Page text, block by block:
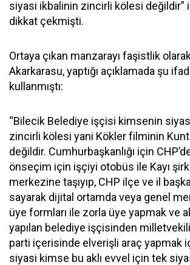
siyasi ikbalinin zincirli kölesi değildir”
dikkat çekmişti.
Ortaya çıkan manzarayı faşistlik
Akarkarasu, yaptığı açıklamada şu
kullanmıştı:
“Bilecik Belediye işçisi kimsenin
zincirli kölesi yani Kökler filminin
değildir. Cumhurbaşkanlığı için
önseçim için işçiyi otobüs ile Kayı
merkezine taşıyıp, CHP ilçe ve il
sayarak dijital ortamda veya genel
üye formları ile zorla üye yapmak ve
yapılan belediye işçisinden
parti içerisinde elverişli araç yapmak
siyasi kimse bu aklı evvel için tek